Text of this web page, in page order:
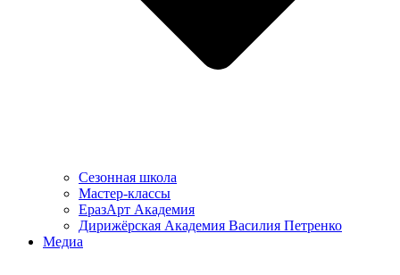
Сезонная школа
Мастер-классы
ЕразАрт Академия
Дирижёрская Академия Василия Петренко
Медиа